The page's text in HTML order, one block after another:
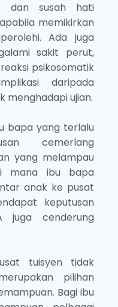
dan susah hati
memikirkan
Ada juga
sakit perut,
psikosomatik
daripada
menghadapi ujian.
bapa yang terlalu
cemerlang
yang melampau
mana ibu bapa
anak ke pusat
keputusan
juga cenderung
tuisyen tidak
pilihan
Bagi ibu